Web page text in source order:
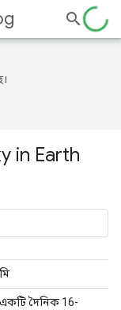
in Earth
দৈনিক 16-